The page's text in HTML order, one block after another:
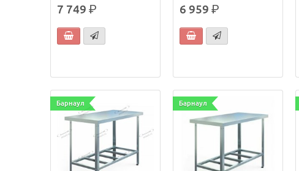
7 749р. 6 959р.
Барнаул Барнаул